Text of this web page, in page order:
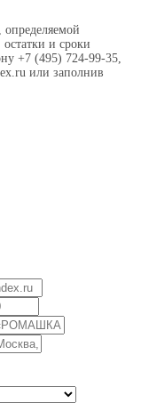
и сроки
+7 (495) 724-99-35,
или заполнив